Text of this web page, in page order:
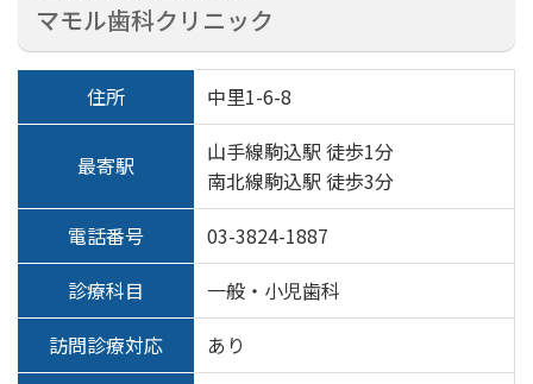
マモル歯科クリニック
住所 中里1-6-8
最寄駅
山手線駒込駅 徒歩1分
南北線駒込駅 徒歩3分
電話番号
03-3824-1887
診療科目
一般・小児歯科
訪問診療対応
あり